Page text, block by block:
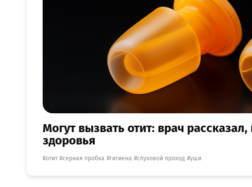
Могут вызвать отит: врач
здоровья
отит серная пробка гигиена слуховой проход уши